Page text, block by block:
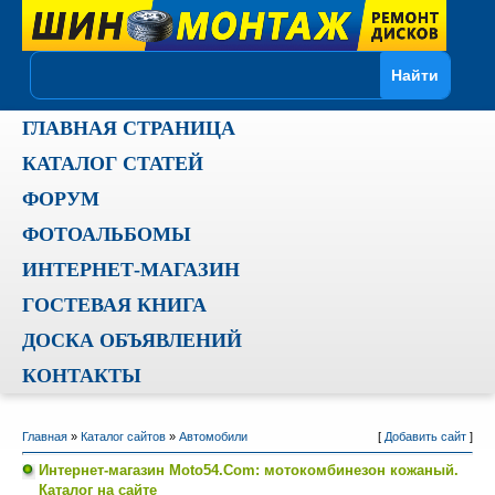
ГЛАВНАЯ СТРАНИЦА
КАТАЛОГ СТАТЕЙ
ФОРУМ
ФОТОАЛЬБОМЫ
ИНТЕРНЕТ-МАГАЗИН
ГОСТЕВАЯ КНИГА
ДОСКА ОБЪЯВЛЕНИЙ
КОНТАКТЫ
Главная» Каталог сайтов» Автомобили [ Добавить сайт]
Интернет-магазин Moto54.Com: мотокомбинезон кожаный.
Каталог на сайте